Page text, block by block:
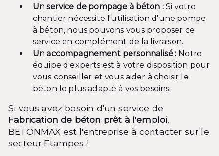
Un service de pompage à béton :Si votre
chantier nécessite l'utilisation d'une pompe
à béton, nous pouvons vous proposer ce
service en complément de la livraison.
Un accompagnement personnalisé : Notre
équipe d'experts est à votre disposition pour
vous conseiller et vous aider à choisir le
béton le plus adapté à vos besoins.
Si vous avez besoin d'un service de
Fabrication de béton prêt à l'emploi,
BETONMAX est l'entreprise à contacter sur le
secteur Etampes !